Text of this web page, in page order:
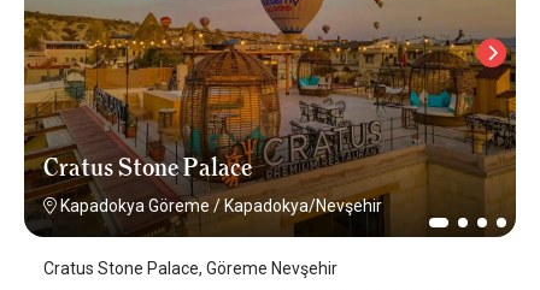
Cratus Stone Palace
Kapadokya Göreme / Kapadokya/Nevşehir
Cratus Stone Palace, Göreme Nevşehir